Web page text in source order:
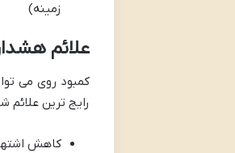
زمینه)
علائم
کمبود روی می
رایج ترین علائم
کاهش